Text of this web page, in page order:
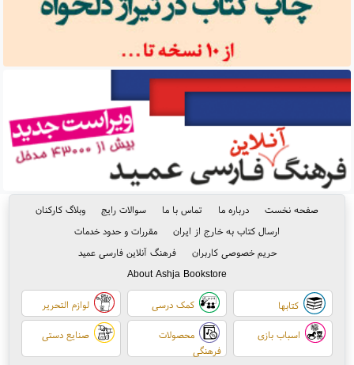
صفحه نخست درباره ما تماس با ما سوالات رایج
وبلاگ کارکنان
ارسال کتاب به خارج از ایران
مقررات و حدود خدمات
حریم خصوصی کاربران
فرهنگ آنلاین فارسی عمید
About Ashja Bookstore
کتابها کمک درسی لوازم التحریر
اسباب بازی
محصولات
فرهنگی
صنایع دستی